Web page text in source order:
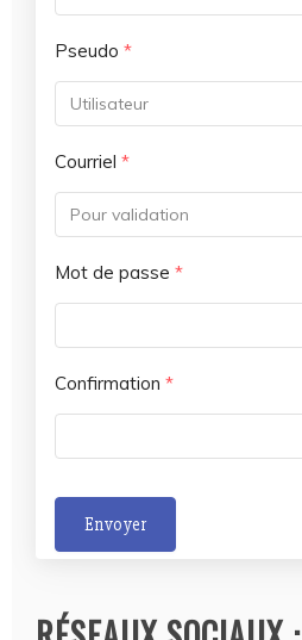
Pseudo *
Courriel *
Mot de passe *
Confirmation *
Envoyer
t